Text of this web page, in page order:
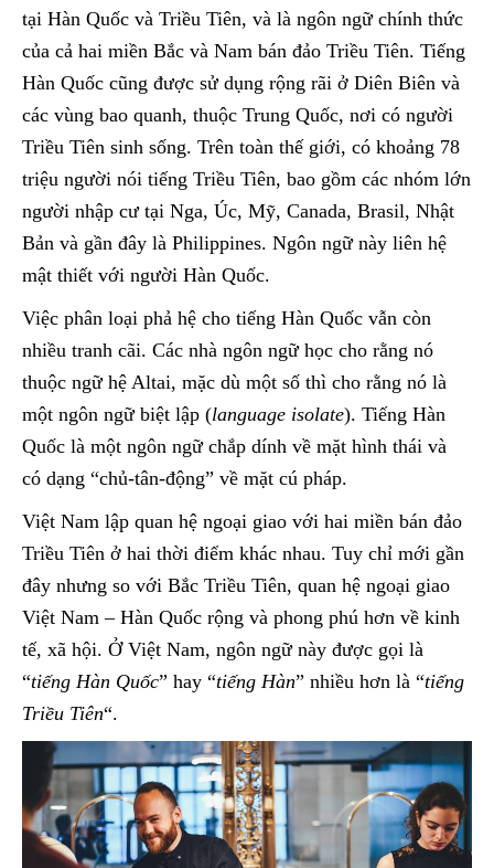
tại Hàn Quốc và Triều Tiên, và là ngôn ngữ chính thức
của cả hai miền Bắc và Nam bán đảo Triều Tiên. Tiếng
Hàn Quốc cũng được sử dụng rộng rãi ở Diên Biên và
các vùng bao quanh, thuộc Trung Quốc, nơi có người
Triều Tiên sinh sống. Trên toàn thế giới, có khoảng 78
triệu người nói tiếng Triều Tiên, bao gồm các nhóm lớn
người nhập cư tại Nga, Úc, Mỹ, Canada, Brasil, Nhật
Bản và gần đây là Philippines. Ngôn ngữ này liên hệ
mật thiết với người Hàn Quốc.
Việc phân loại phả hệ cho tiếng Hàn Quốc vẫn còn
nhiều tranh cãi. Các nhà ngôn ngữ học cho rằng nó
thuộc ngữ hệ Altai, mặc dù một số thì cho rằng nó là
một ngôn ngữ biệt lập (language isolate). Tiếng Hàn
Quốc là một ngôn ngữ chắp dính về mặt hình thái và
có dạng “chủ-tân-động” về mặt cú pháp.
Việt Nam lập quan hệ ngoại giao với hai miền bán đảo
Triều Tiên ở hai thời điểm khác nhau. Tuy chỉ mới gần
đây nhưng so với Bắc Triều Tiên, quan hệ ngoại giao
Việt Nam – Hàn Quốc rộng và phong phú hơn về kinh
tế, xã hội. Ở Việt Nam, ngôn ngữ này được gọi là
“tiếng Hàn Quốc” hay “tiếng Hàn” nhiều hơn là “tiếng
Triều Tiên“.